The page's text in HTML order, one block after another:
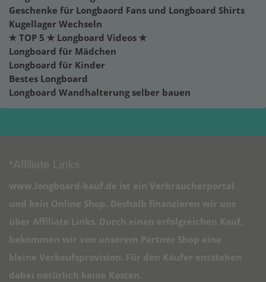
Geschenke für Longbaord Fans und Longboard Shirts
Kugellager Wechseln
✮ TOP 5 ✮ Longboard Videos ✮
Longboard für Mädchen
Longboard für Kinder
Bestes Longboard
Longboard Wandhalterung selber bauen
*Affiliate Links
www.longboard-kauf.de ist ein Verbraucherportal
und kein Online Shop. Deshalb finanzieren wir uns
über Affiliate Links. Durch einen erfolgreichen Kauf,
bekommen wir von unserem Partner Shop eine
kleine Verkaufsprovision. Für den Käufer entstehen
dabei natürlich keine Kosten.